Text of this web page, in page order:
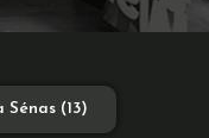
(13)